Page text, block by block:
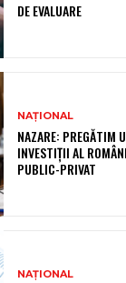
DE EVALUARE
NAȚIONAL
NAZARE: PREGĂTIM
INVESTIȚII AL
PUBLIC-PRIVAT
NAȚIONAL